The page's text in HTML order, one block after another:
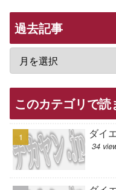
過去記事
このカテゴリで
ダイ
34